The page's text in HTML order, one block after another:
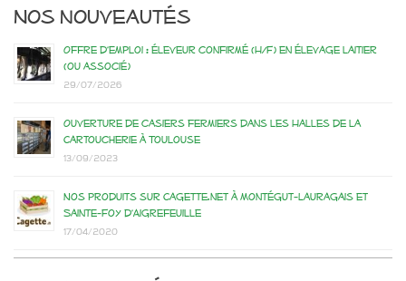
Nos nouveautés
Offre d’emploi : éleveur confirmé (H/F) en élevage laitier
(ou associé)
29/07/2026
Ouverture de casiers fermiers dans les Halles de la
Cartoucherie à Toulouse
13/09/2023
Nos produits sur Cagette.net à Montégut-Lauragais et
Sainte-Foy d’Aigrefeuille
17/04/2020